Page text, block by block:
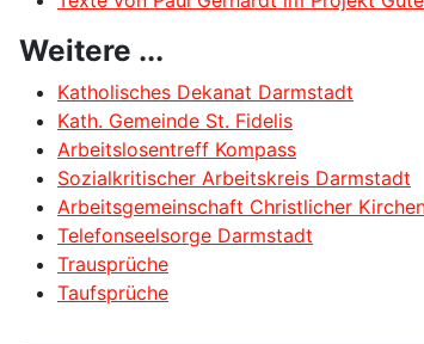
Weitere ...
Katholisches Dekanat Darmstadt
Kath. Gemeinde St. Fidelis
Arbeitslosentreff Kompass
Sozialkritischer Arbeitskreis Darmstadt
Arbeitsgemeinschaft Christlicher
Telefonseelsorge Darmstadt
Trausprüche
Taufsprüche